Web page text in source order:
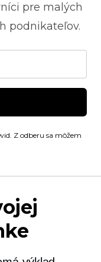
pre malých
podnikateľov.
Z odberu sa môžem